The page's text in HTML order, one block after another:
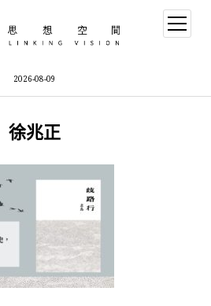
2026-08-09
open
menu
徐兆正